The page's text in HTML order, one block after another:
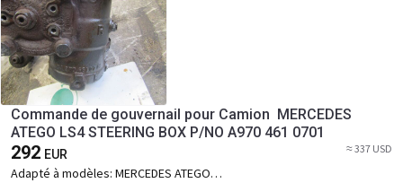
Commande de gouvernail pour Camion MERCEDES
ATEGO LS4 STEERING BOX P/NO A970 461 0701
292 EUR ≈ 337 USD
Adapté à modèles: MERCEDES ATEGO